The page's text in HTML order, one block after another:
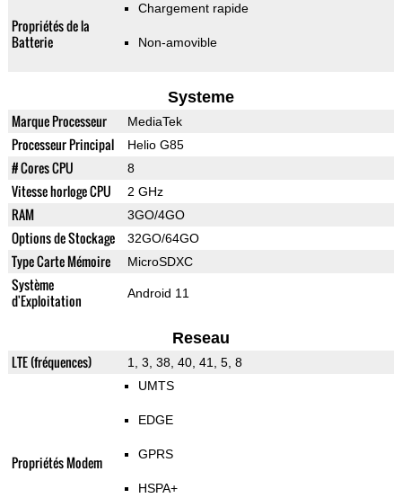
Propriétés de la
Batterie
Chargement rapide
Non-amovible
Systeme
Marque Processeur MediaTek
Processeur Principal Helio G85
# Cores CPU 8
Vitesse horloge CPU 2 GHz
RAM 3GO/4GO
Options de Stockage 32GO/64GO
Type Carte Mémoire MicroSDXC
Système
d'Exploitation
Android 11
Reseau
LTE (fréquences) 1, 3, 38, 40, 41, 5, 8
Propriétés Modem
UMTS
EDGE
GPRS
HSPA+